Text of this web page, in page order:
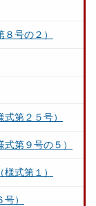
号の２）
第２５号）
第９号の５）
式第１）
）